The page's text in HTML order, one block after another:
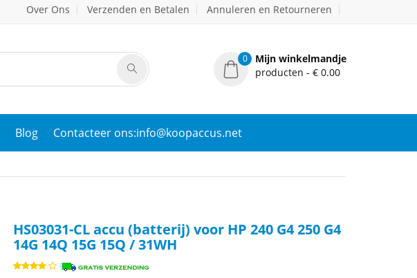
Over Ons Verzenden en Betalen Annuleren en Retourneren
0
Mijn winkelmandje
producten - € 0.00
Blog Contacteer ons:info@koopaccus.net
HS03031-CL accu (batterij) voor HP 240 G4 250 G4
14G 14Q 15G 15Q / 31WH